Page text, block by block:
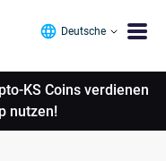
Deutsche
KS Coins verdienen
nutzen!